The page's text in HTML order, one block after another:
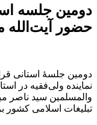
دومین جلسه
حضور
دومین جلسۀ استانی
نماینده ولی‌فقیه در
والمسلمین سید ناصر
تبلیغات اسلامی کشور